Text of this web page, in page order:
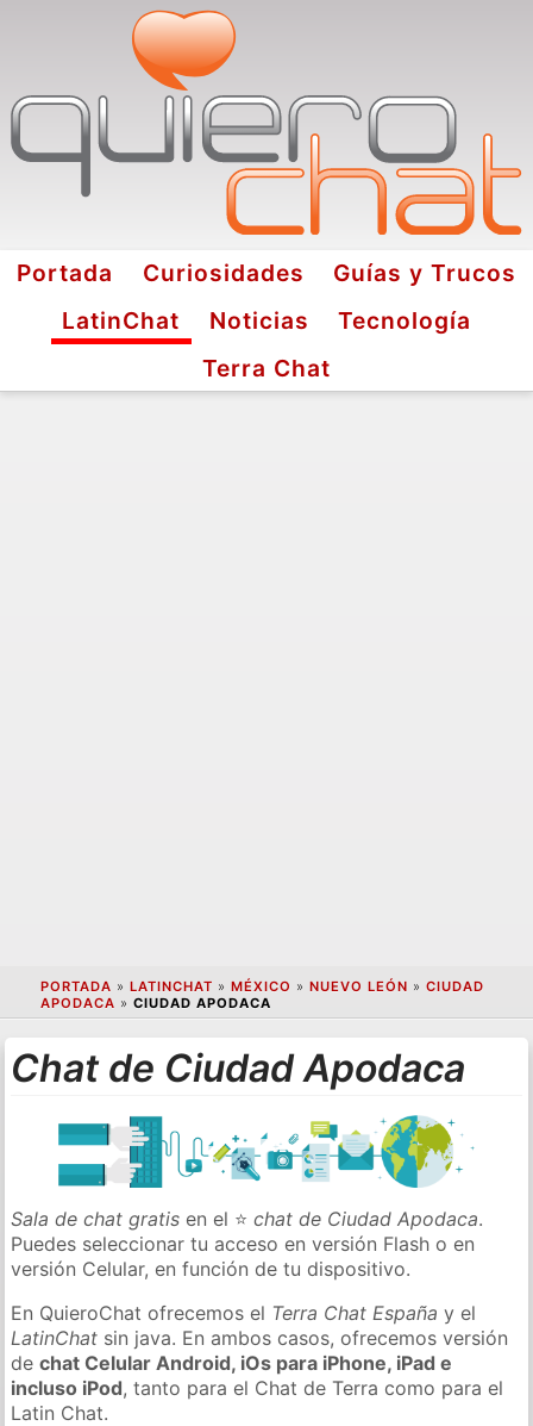
Portada Curiosidades
Guías y Trucos
LatinChat
Noticias
Tecnología
Terra Chat
PORTADA » LATINCHAT » MÉXICO » NUEVO LEÓN » CIUDAD
APODACA » CIUDAD APODACA
Chat de Ciudad Apodaca
Sala de chat gratis en el ⭐chat de Ciudad Apodaca.
Puedes seleccionar tu acceso en versión Flash o en
versión Celular, en función de tu dispositivo.
En QuieroChat ofrecemos el Terra Chat España y el
LatinChat sin java. En ambos casos, ofrecemos versión
dechat Celular Android, iOs para iPhone, iPad e
incluso iPod, tanto para el Chat de Terra como para el
Latin Chat.